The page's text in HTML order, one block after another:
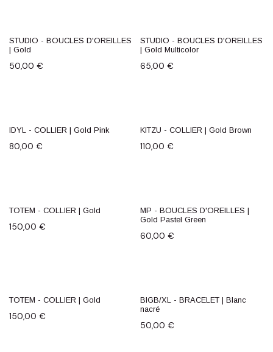
STUDIO - BOUCLES D'OREILLES
| Gold
50,00 €
STUDIO - BOUCLES D'OREILLES
| Gold Multicolor
65,00 €
IDYL - COLLIER | Gold Pink
80,00 €
KITZU - COLLIER | Gold Brown
110,00 €
TOTEM - COLLIER | Gold
150,00 €
MP - BOUCLES D'OREILLES |
Gold Pastel Green
60,00 €
TOTEM - COLLIER | Gold
150,00 €
BIGB/XL - BRACELET | Blanc
nacré
50,00 €